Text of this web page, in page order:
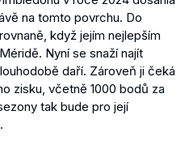
na tomto povrchu. Do
když jejím nejlepším
Nyní se snaží najít
daří. Zároveň ji čeká
zisku, včetně 1000 bodů za
tak bude pro její